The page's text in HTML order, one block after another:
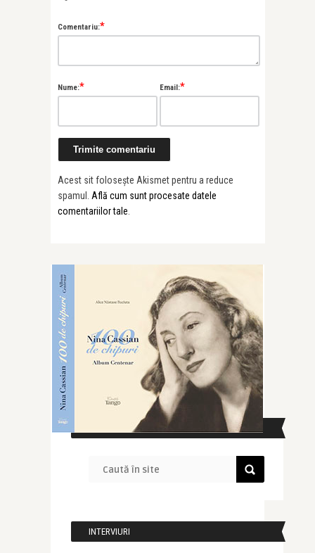
Comentariu:*
Nume:* Email:*
Acest sit folosește Akismet pentru a reduce
spamul. Află cum sunt procesate datele
comentariilor tale
CAUTĂ ÎN SITE
INTERVIURI